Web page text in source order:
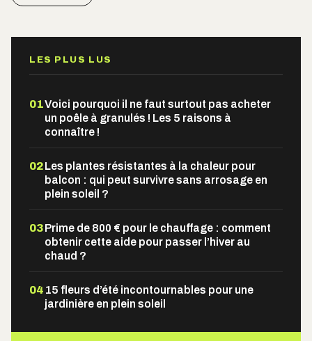
LES PLUS LUS
01Voici pourquoi il ne faut surtout pas acheter
un poêle à granulés ! Les 5 raisons à
connaître !
02Les plantes résistantes à la chaleur pour
balcon : qui peut survivre sans arrosage en
plein soleil ?
03Prime de 800 € pour le chauffage : comment
obtenir cette aide pour passer l’hiver au
chaud ?
04 15 fleurs d’été incontournables pour une
jardinière en plein soleil